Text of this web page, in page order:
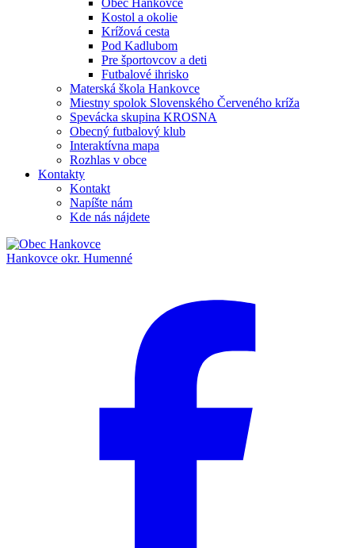
Obec Hankovce
Kostol a okolie
Krížová cesta
Pod Kadlubom
Pre športovcov a deti
Futbalové ihrisko
Materská škola Hankovce
Miestny spolok Slovenského Červeného kríža
Spevácka skupina KROSNA
Obecný futbalový klub
Interaktívna mapa
Rozhlas v obce
Kontakty
Kontakt
Napíšte nám
Kde nás nájdete
Hankovce okr. Humenné